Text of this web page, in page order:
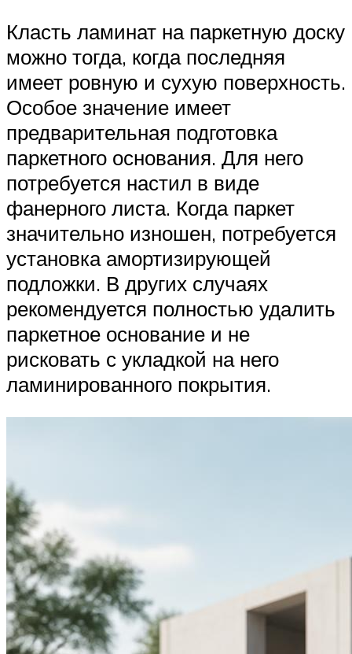
Класть ламинат на паркетную доску
можно тогда, когда последняя
имеет ровную и сухую поверхность.
Особое значение имеет
предварительная подготовка
паркетного основания. Для него
потребуется настил в виде
фанерного листа. Когда паркет
значительно изношен, потребуется
установка амортизирующей
подложки. В других случаях
рекомендуется полностью удалить
паркетное основание и не
рисковать с укладкой на него
ламинированного покрытия.